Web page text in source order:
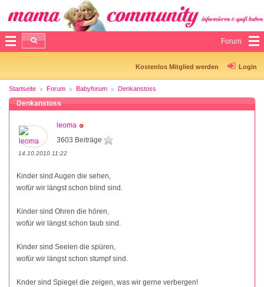
Forum
Kostenlos Mitglied werden Login
Startseite Forum Babyforum Denkanstoss
Denkanstoss
leoma
3603 Beiträge
14.10.2010 11:22
Kinder sind Augen die sehen,
wofür wir längst schon blind sind.
Kinder sind Ohren die hören,
wofür wir längst schon taub sind.
Kinder sind Seelen die spüren,
wofür wir längst schon stumpf sind.
Knder sind Spiegel die zeigen, was wir gerne verbergen!